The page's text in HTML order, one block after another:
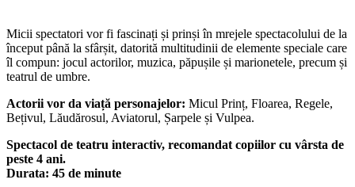
Micii spectatori vor fi fascinați și prinși în mrejele spectacolului de la
început până la sfârșit, datorită multitudinii de elemente speciale care
îl compun: jocul actorilor, muzica, păpușile și marionetele, precum și
teatrul de umbre.
Actorii vor da viață personajelor: Micul Prinț, Floarea, Regele,
Bețivul, Lăudărosul, Aviatorul, Șarpele și Vulpea.
Spectacol de teatru interactiv, recomandat copiilor cu vârsta de
peste 4 ani.
Durata: 45 de minute